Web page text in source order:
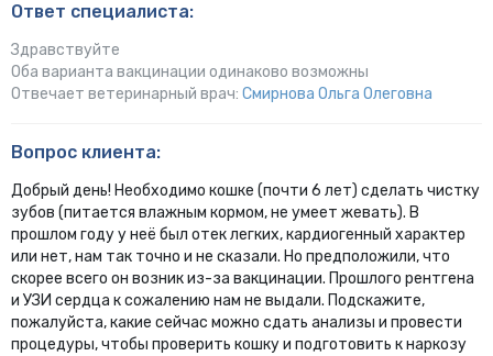
Ответ специалиста:
Здравствуйте
Оба варианта вакцинации одинаково возможны
Отвечает ветеринарный врач: Смирнова Ольга Олеговна
Вопрос клиента:
Добрый день! Необходимо кошке (почти 6 лет) сделать чистку
зубов (питается влажным кормом, не умеет жевать). В
прошлом году у неё был отек легких, кардиогенный характер
или нет, нам так точно и не сказали. Но предположили, что
скорее всего он возник из-за вакцинации. Прошлого рентгена
и УЗИ сердца к сожалению нам не выдали. Подскажите,
пожалуйста, какие сейчас можно сдать анализы и провести
процедуры, чтобы проверить кошку и подготовить к наркозу